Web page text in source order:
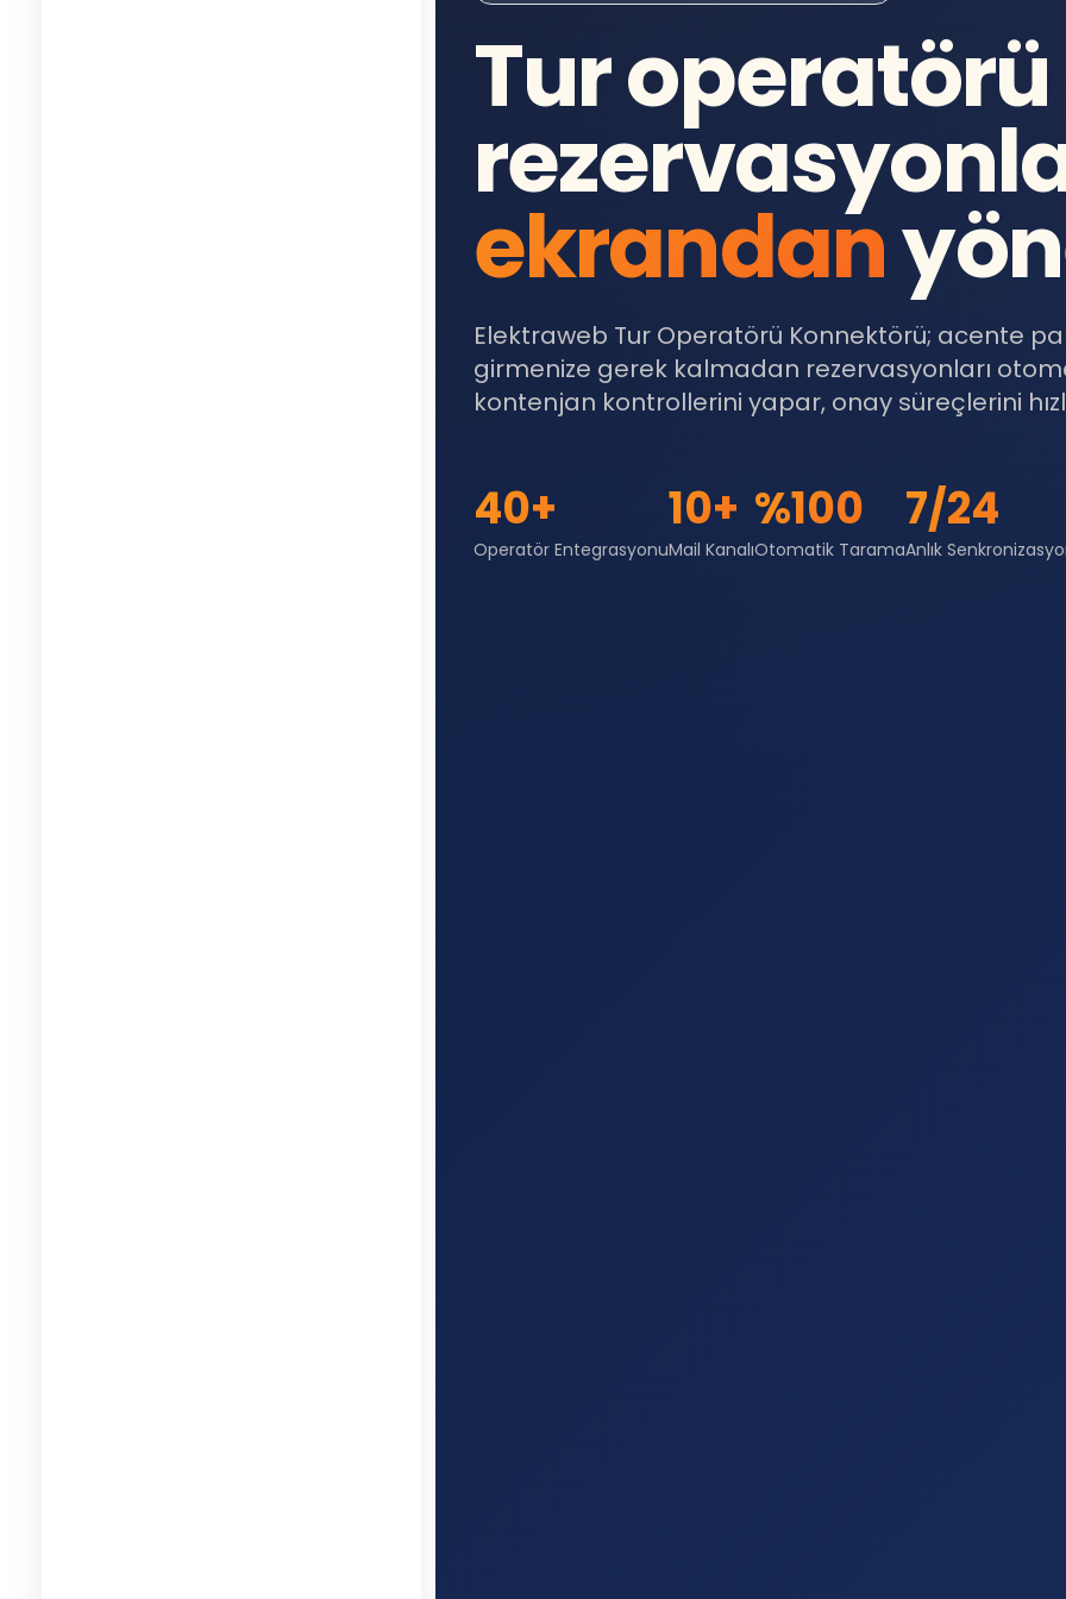
Tur operatörü
ekrandan
Elektraweb Tur Operatörü Konnektörü; acente
girmenize gerek kalmadan rezervasyonları
kontenjan kontrollerini yapar, onay süreçlerini
40+
Operatör Entegrasyonu
10+
Mail Kanalı
%100
Otomatik Tarama
7/24
Anlık